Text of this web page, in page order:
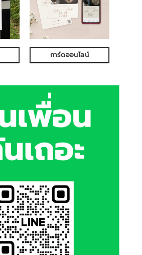
การ์ดออนไลน์